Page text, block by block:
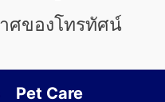
ศของโทรทัศน์
Pet Care